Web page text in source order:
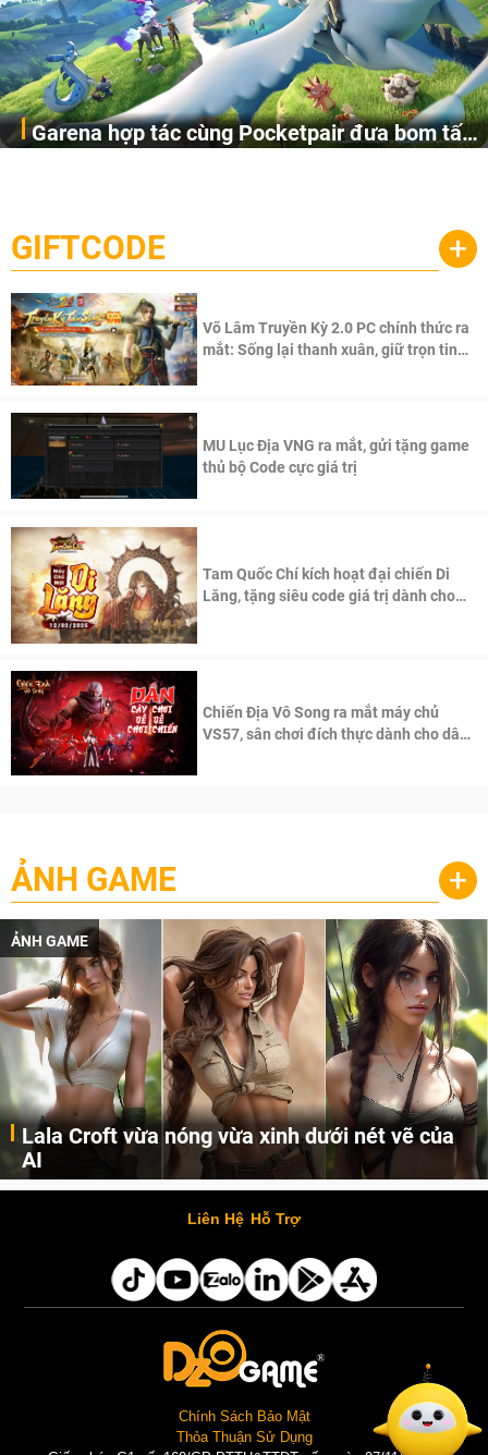
Garena hợp tác cùng Pocketpair đưa bom tấn
cầu, theo giấy phép chính thức từ công ty game Nhật Bản
Pocketpair, Inc.
GIFTCODE +
Võ Lâm Truyền Kỳ 2.0 PC chính thức ra
mắt: Sống lại thanh xuân, giữ trọn tinh
MU Lục Địa VNG ra mắt, gửi tặng game
thủ bộ Code cực giá trị
Tam Quốc Chí kích hoạt đại chiến Di
Lăng, tặng siêu code giá trị dành cho
Chiến Địa Vô Song ra mắt máy chủ
VS57, sân chơi đích thực dành cho dân
ẢNH GAME +
ẢNH GAME
Lala Croft vừa nóng vừa xinh dưới nét vẽ của
AI
Cùng đến với những hình ảnh Lala Croft của Tomb Raider dưới nét vẽ của AI. Một cô nàng xinh đẹp, nóng bỏng nhưng cũng rắn rỏi và mạnh mẽ.
Liên Hệ Hỗ Trợ
Chính Sách Bảo Mật
Thỏa Thuận Sử Dụng